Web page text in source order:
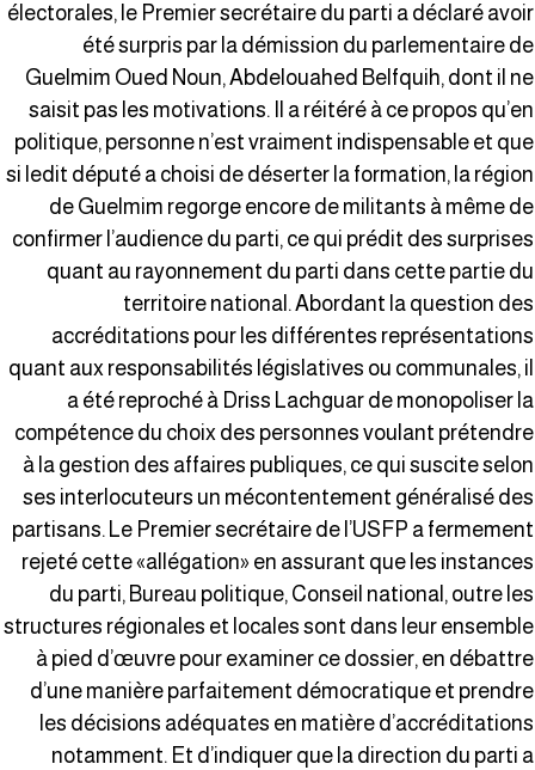
électorales, le Premier secrétaire du parti a déclaré
été surpris par la démission du parlementaire
Guelmim Oued Noun, Abdelouahed Belfquih, dont il
saisit pas les motivations. Il a réitéré à ce propos
politique, personne n’est vraiment indispensable et
si ledit député a choisi de déserter la formation, la
de Guelmim regorge encore de militants à même
confirmer l’audience du parti, ce qui prédit des
quant au rayonnement du parti dans cette partie
territoire national. Abordant la question
accréditations pour les différentes
quant aux responsabilités législatives ou communales,
a été reproché à Driss Lachguar de monopoliser
compétence du choix des personnes voulant
à la gestion des affaires publiques, ce qui suscite
ses interlocuteurs un mécontentement généralisé
partisans. Le Premier secrétaire de l’USFP a
rejeté cette «allégation» en assurant que les
du parti, Bureau politique, Conseil national, outre
structures régionales et locales sont dans leur
à pied d’œuvre pour examiner ce dossier, en
d’une manière parfaitement démocratique et
les décisions adéquates en matière
notamment. Et d’indiquer que la direction du parti